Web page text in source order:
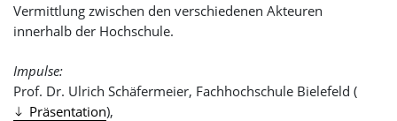
Vermittlung zwischen den verschiedenen Akteuren
innerhalb der Hochschule.
Impulse:
Prof. Dr. Ulrich Schäfermeier, Fachhochschule Bielefeld (
Präsentation),